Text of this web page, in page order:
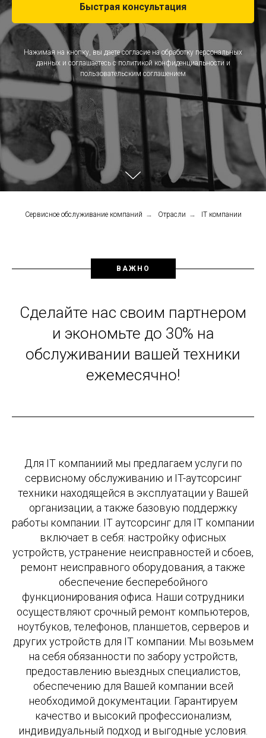
Быстрая консультация
Нажимая на кнопку, вы даете согласие на обработку персональных
данных и соглашаетесь cполитикой конфиденциальности и
пользовательским соглашением
Сервисное обслуживание компаний → Отрасли → IT компании
ВАЖНО
Сделайте нас своим партнером
и экономьте до 30% на
обслуживании вашей техники
ежемесячно!
Для IT компаниий мы предлагаем услуги по
сервисному обслуживанию и IT-аутсорсинг
техники находящейся в эксплуатации у Вашей
организации, а также базовую поддержку
работы компании. IT аутсорсинг для IT компании
включает в себя: настройку офисных
устройств, устранение неисправностей и сбоев,
ремонт неисправного оборудования, а также
обеспечение бесперебойного
функционирования офиса. Наши сотрудники
осуществляют срочный ремонт компьютеров,
ноутбуков, телефонов, планшетов, серверов и
других устройств для IT компании. Мы возьмем
на себя обязанности по забору устройств,
предоставлению выездных специалистов,
обеспечению для Вашей компании всей
необходимой документации. Гарантируем
качество и высокий профессионализм,
индивидуальный подход и выгодные условия.